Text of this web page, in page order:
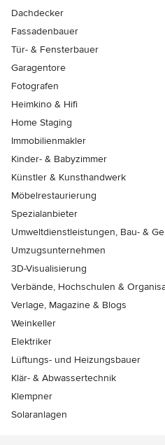
Dachdecker
Fassadenbauer
Tür- & Fensterbauer
Garagentore
Fotografen
Heimkino & Hifi
Home Staging
Immobilienmakler
Kinder- & Babyzimmer
Künstler & Kunsthandwerk
Möbelrestaurierung
Spezialanbieter
Umweltdienstleistungen, Bau- &
Umzugsunternehmen
3D-Visualisierung
Verbände, Hochschulen &
Verlage, Magazine & Blogs
Weinkeller
Elektriker
Lüftungs- und Heizungsbauer
Klär- & Abwassertechnik
Klempner
Solaranlagen